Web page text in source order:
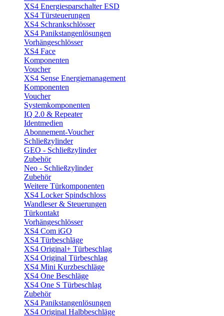
XS4 Energiesparschalter ESD
XS4 Türsteuerungen
XS4 Schrankschlösser
XS4 Panikstangenlösungen
Vorhängeschlösser
XS4 Face
Komponenten
Voucher
XS4 Sense Energiemanagement
Komponenten
Voucher
Systemkomponenten
IQ 2.0 & Repeater
Identmedien
Abonnement-Voucher
Schließzylinder
GEO - Schließzylinder
Zubehör
Neo - Schließzylinder
Zubehör
Weitere Türkomponenten
XS4 Locker Spindschloss
Wandleser & Steuerungen
Türkontakt
Vorhängeschlösser
XS4 Com iGO
XS4 Türbeschläge
XS4 Original+ Türbeschlag
XS4 Original Türbeschlag
XS4 Mini Kurzbeschläge
XS4 One Beschläge
XS4 One S Türbeschlag
Zubehör
XS4 Panikstangenlösungen
XS4 Original Halbbeschläge